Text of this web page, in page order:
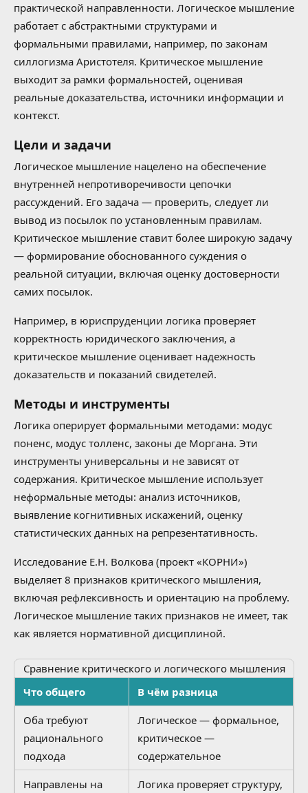
практической направленности. Логическое мышление
работает с абстрактными структурами и
формальными правилами, например, по законам
силлогизма Аристотеля. Критическое мышление
выходит за рамки формальностей, оценивая
реальные доказательства, источники информации и
контекст.
Цели и задачи
Логическое мышление нацелено на обеспечение
внутренней непротиворечивости цепочки
рассуждений. Его задача — проверить, следует ли
вывод из посылок по установленным правилам.
Критическое мышление ставит более широкую задачу
— формирование обоснованного суждения о
реальной ситуации, включая оценку достоверности
самих посылок.
Например, в юриспруденции логика проверяет
корректность юридического заключения, а
критическое мышление оценивает надежность
доказательств и показаний свидетелей.
Методы и инструменты
Логика оперирует формальными методами: модус
поненс, модус толленс, законы де Моргана. Эти
инструменты универсальны и не зависят от
содержания. Критическое мышление использует
неформальные методы: анализ источников,
выявление когнитивных искажений, оценку
статистических данных на репрезентативность.
Исследование Е.Н. Волкова (проект «КОРНИ»)
выделяет 8 признаков критического мышления,
включая рефлексивность и ориентацию на проблему.
Логическое мышление таких признаков не имеет, так
как является нормативной дисциплиной.
Сравнение критического и логического мышления
Что общего
В чём разница
Оба требуют
рационального
подхода
Логическое — формальное,
критическое —
содержательное
Направлены на Логика проверяет структуру,